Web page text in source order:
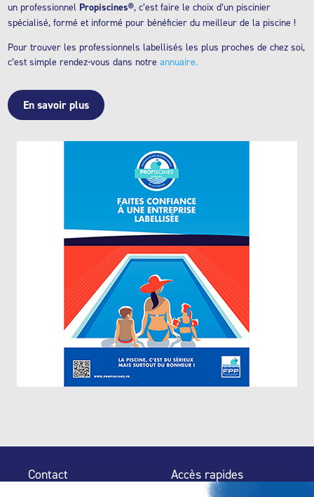
un professionnel Propiscines®, c’est faire le choix d’un piscinier
spécialisé, formé et informé pour bénéficier du meilleur de la piscine !
Pour trouver les professionnels labellisés les plus proches de chez soi,
c’est simple rendez-vous dans notreannuaire.
En savoir plus
Contact Accès rapides